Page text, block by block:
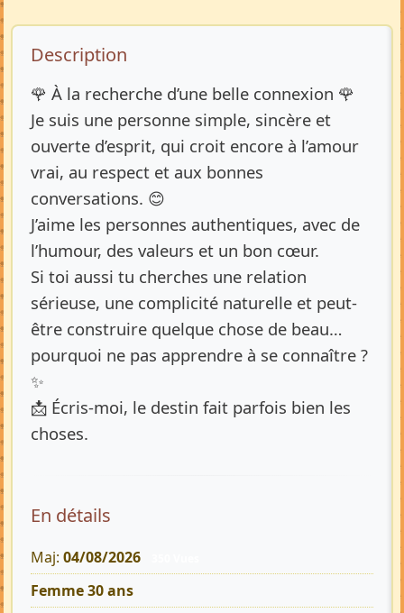
Description de l’annonce
Description
🌹 À la recherche d’une belle connexion 🌹
Je suis une personne simple, sincère et
ouverte d’esprit, qui croit encore à l’amour
vrai, au respect et aux bonnes
conversations. 😊
J’aime les personnes authentiques, avec de
l’humour, des valeurs et un bon cœur.
Si toi aussi tu cherches une relation
sérieuse, une complicité naturelle et peut-
être construire quelque chose de beau…
pourquoi ne pas apprendre à se connaître ?
✨
📩 Écris-moi, le destin fait parfois bien les
choses.
En détails
Maj: 04/08/2026
Femme 30 ans